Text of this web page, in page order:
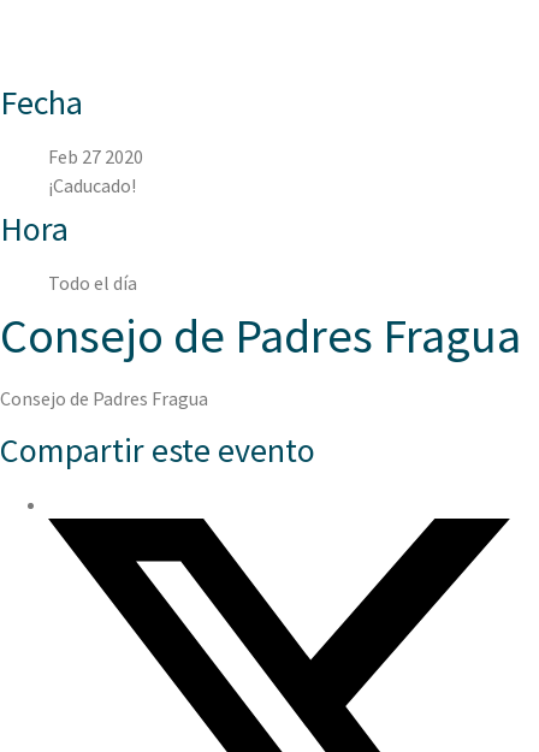
Fecha
Feb 27 2020
¡Caducado!
Hora
Todo el día
Consejo de Padres Fragua
Consejo de Padres Fragua
Compartir este evento